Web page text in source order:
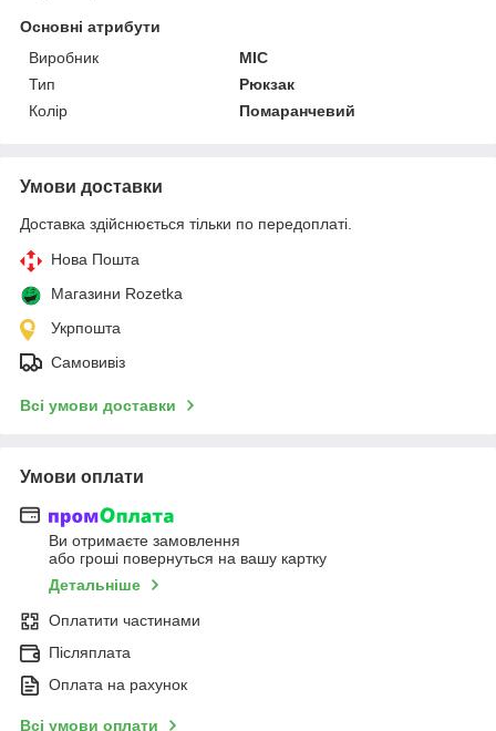
Основні атрибути
Виробник
MIC
Тип
Рюкзак
Колір
Помаранчевий
Умови доставки
Доставка здійснюється тільки по передоплаті.
Нова Пошта
Магазини Rozetka
Укрпошта
Самовивіз
Всі умови доставки
Умови оплати
Ви отримаєте замовлення
або гроші повернуться на вашу картку
Детальніше
Оплатити частинами
Післяплата
Оплата на рахунок
Всі умови оплати